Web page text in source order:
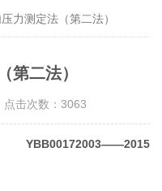
力测定法（第二法）
第二法）
击次数：3063
YBB00172003——2015